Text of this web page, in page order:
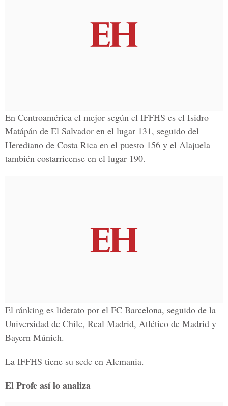
En Centroamérica el mejor según el IFFHS es el Isidro
Matápán de El Salvador en el lugar 131, seguido del
Herediano de Costa Rica en el puesto 156 y el Alajuela
también costarricense en el lugar 190.
El ránking es liderato por el FC Barcelona, seguido de la
Universidad de Chile, Real Madrid, Atlético de Madrid y
Bayern Múnich.
La IFFHS tiene su sede en Alemania.
El Profe así lo analiza